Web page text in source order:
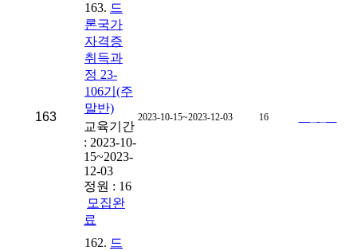
163
163. 드
론국가
자격증
취득과
정 23-
106기(주
말반)
교육기간
: 2023-10-
15~2023-
12-03
정원 : 16
모집완
료
2023-10-15~2023-12-03 16
162. 드